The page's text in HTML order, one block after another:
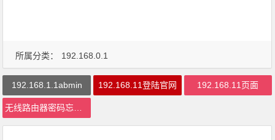
所属分类： 192.168.0.1
192.168.1.1abmin 192.168.11登陆官网 192.168.11页面
无线路由器密码忘了怎么办